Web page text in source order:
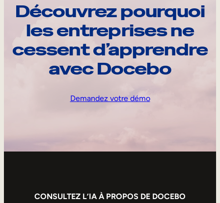
Découvrez pourquoi
les entreprises ne
cessent d’apprendre
avec Docebo
Demandez votre démo
CONSULTEZ L’IA À PROPOS DE DOCEBO